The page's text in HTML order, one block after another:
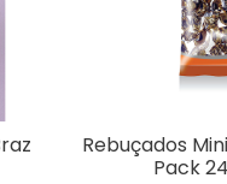
Rebuçados
Pack